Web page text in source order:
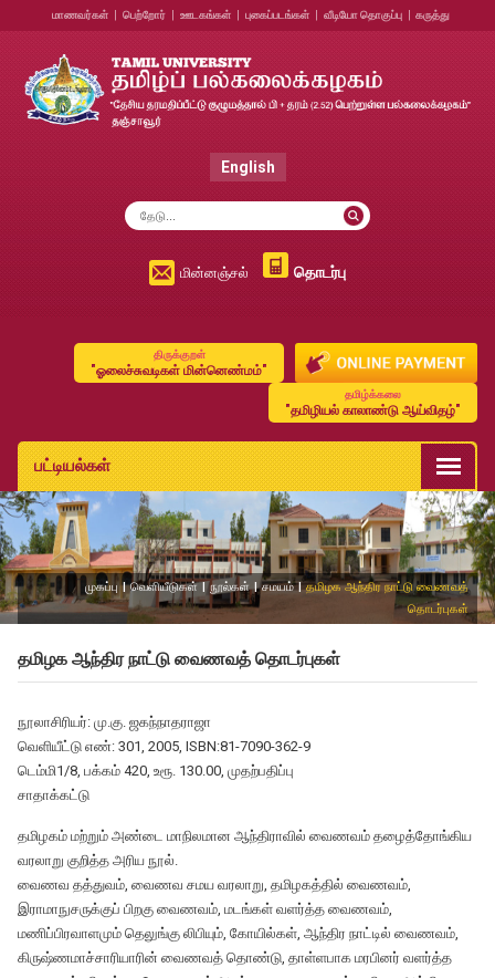
மாணவர்கள் பெற்றோர் ஊடகங்கள் புகைப்படங்கள் வீடியோ தொகுப்பு கருத்து
English
மின்னஞ்சல் தொடர்பு
திருக்குறள்
"ஓலைச்சுவடிகள் மின்னெண்மம்"
தமிழ்க்கலை
"தமிழியல் காலாண்டு ஆய்விதழ்"
பட்டியல்கள்
முகப்பு | வெளியீடுகள் நூல்கள் | சமயம் |தமிழக ஆந்திர நாட்டு வைணவத்
தொடர்புகள்
தமிழக ஆந்திர நாட்டு வைணவத் தொடர்புகள்
நூலாசிரியர்: மு.கு. ஜகந்நாதராஜா
வெளியீட்டு எண்: 301, 2005, ISBN:81-7090-362-9
டெம்மி1/8, பக்கம் 420, உரூ. 130.00, முதற்பதிப்பு
சாதாக்கட்டு
தமிழகம் மற்றும் அண்டை மாநிலமான ஆந்திராவில் வைணவம் தழைத்தோங்கிய
வரலாறு குறித்த அரிய நூல்.
வைணவ தத்துவம், வைணவ சமய வரலாறு, தமிழகத்தில் வைணவம்,
இராமாநுசருக்குப் பிறகு வைணவம், மடங்கள் வளர்த்த வைணவம்,
மணிப்பிரவாளமும் தெலுங்கு லிபியும், கோயில்கள், ஆந்திர நாட்டில் வைணவம்,
கிருஷ்ணமாச்சாரியாரின் வைணவத் தொண்டு, தாள்ளபாக மரபினர் வளர்த்த